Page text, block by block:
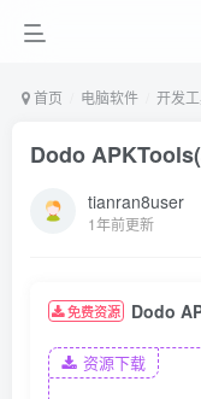
首页 电脑软件 开发
Dodo
tianran8user
1年前更新
免费资源 Dodo
资源下载